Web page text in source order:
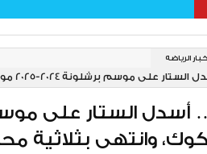
الرياضه
2024-2025 موسم بدأ بالكثير من الشكوك، وانتهى بثلاثية محلية رائعة
وانتهى بثلاثية